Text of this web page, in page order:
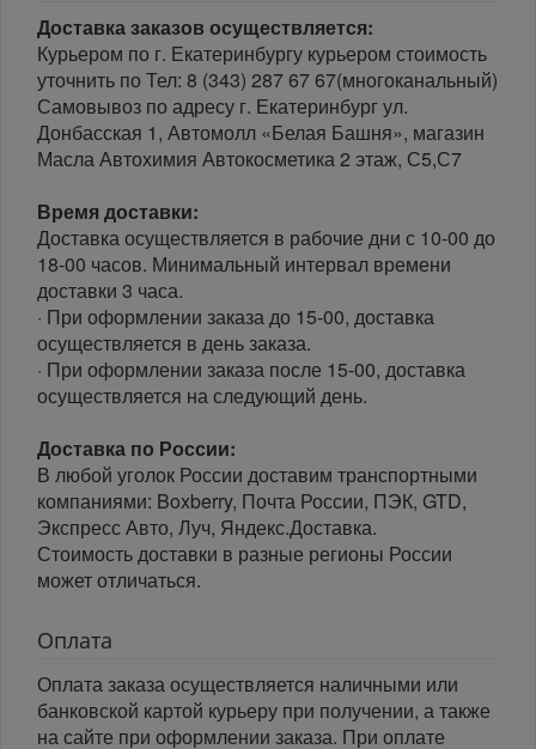
Доставка заказов осуществляется:
Курьером по г. Екатеринбургу курьером стоимость
уточнить по Тел: 8 (343) 287 67 67(многоканальный)
Самовывоз по адресу г. Екатеринбург ул.
Донбасская 1, Автомолл «Белая Башня», магазин
Масла Автохимия Автокосметика 2 этаж, С5,С7
Время доставки:
Доставка осуществляется в рабочие дни с 10-00 до
18-00 часов. Минимальный интервал времени
доставки 3 часа.
· При оформлении заказа до 15-00, доставка
осуществляется в день заказа.
· При оформлении заказа после 15-00, доставка
осуществляется на следующий день.
Доставка по России:
В любой уголок России доставим транспортными
компаниями: Boxberry, Почта России, ПЭК, GTD,
Экспресс Авто, Луч, Яндекс.Доставка.
Стоимость доставки в разные регионы России
может отличаться.
Оплата
Оплата заказа осуществляется наличными или
банковской картой курьеру при получении, а также
на сайте при оформлении заказа. При оплате